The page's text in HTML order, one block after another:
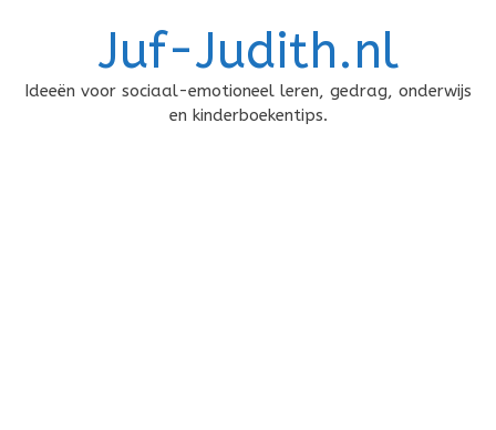
Juf-Judith.nl
Ideeën voor sociaal-emotioneel leren, gedrag, onderwijs
en kinderboekentips.